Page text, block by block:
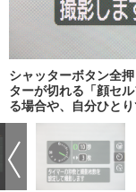
シャッターボタン全
ターが切れる「顔セ
る場合や、自分ひと